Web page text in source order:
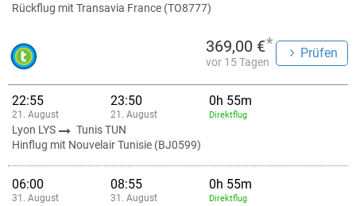
Rückflug mit Transavia France (TO8777)
369,00 €*
vor 15 Tagen
Prüfen
22:55
21. August
23:50
21. August
0h 55m
Direktflug
Lyon LYS
Tunis TUN
Hinflug mit Nouvelair Tunisie (BJ0599)
06:00
31. August
08:55
31. August
0h 55m
Direktflug